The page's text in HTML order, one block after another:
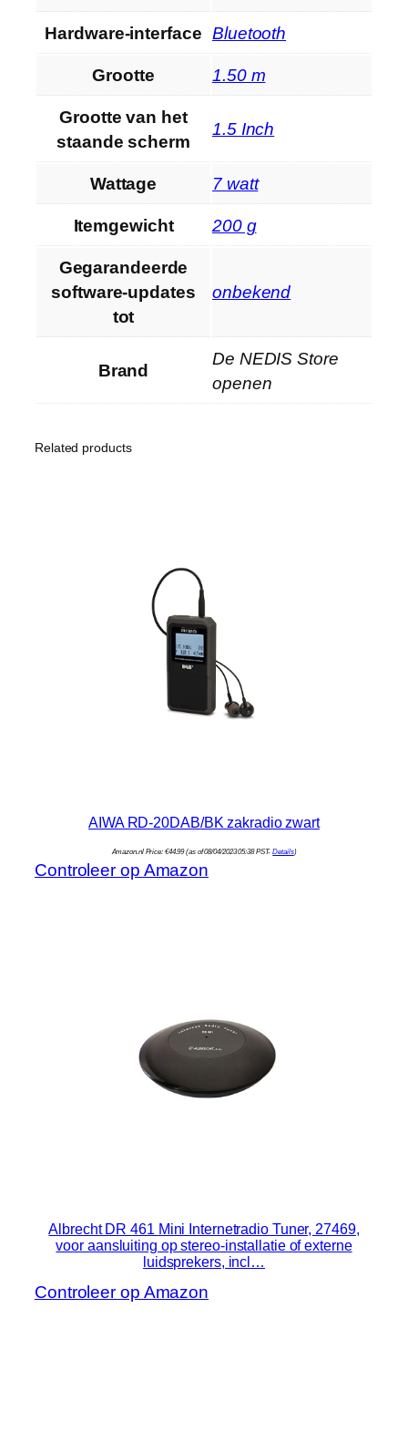
Hardware-interface ‎Bluetooth
Grootte ‎1.50 m
Grootte van het
staande scherm
‎1.5 Inch
Wattage ‎7 watt
Itemgewicht ‎200 g
Gegarandeerde
software-updates
tot
‎onbekend
Brand
De NEDIS Store
openen
Related products
AIWA RD-20DAB/BK zakradio zwart
Amazon.nl Price: €44.99(as of 08/04/2023 05:38 PST-Details)
Controleer op Amazon
Albrecht DR 461 Mini Internetradio Tuner, 27469,
voor aansluiting op stereo-installatie of externe
luidsprekers, incl…
Controleer op Amazon